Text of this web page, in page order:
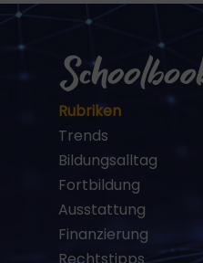
Rubriken
Trends
Bildungsalltag
Fortbildung
Ausstattung
Finanzierung